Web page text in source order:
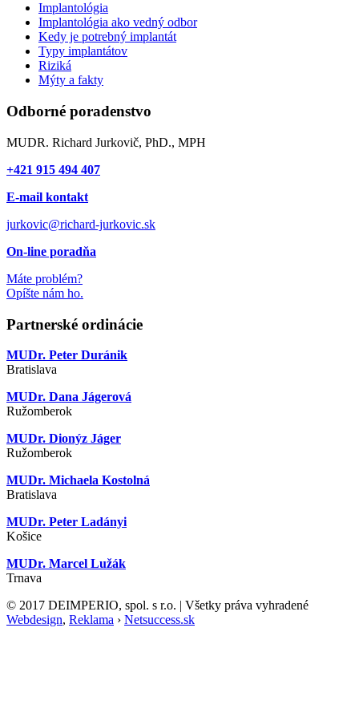
Implantológia
Implantológia ako vedný odbor
Kedy je potrebný implantát
Typy implantátov
Riziká
Mýty a fakty
Odborné poradenstvo
MUDR. Richard Jurkovič, PhD., MPH
+421 915 494 407
E-mail kontakt
jurkovic@richard-jurkovic.sk
On-line poradňa
Máte problém?
Opíšte nám ho.
Partnerské ordinácie
MUDr. Peter Duránik
Bratislava
MUDr. Dana Jágerová
Ružomberok
MUDr. Dionýz Jáger
Ružomberok
MUDr. Michaela Kostolná
Bratislava
MUDr. Peter Ladányi
Košice
MUDr. Marcel Lužák
Trnava
© 2017 DEIMPERIO, spol. s r.o. | Všetky práva vyhradené
Webdesign, Reklama › Netsuccess.sk